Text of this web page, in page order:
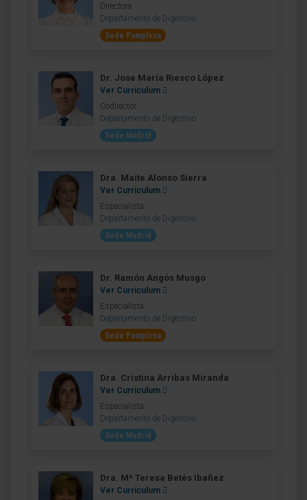
Directora
Departamento de Digestivo
Sede Pamplona
Dr. Jose María Riesco López
Ver Curriculum
Codirector
Departamento de Digestivo
Sede Madrid
Dra. Maite Alonso Sierra
Ver Curriculum
Especialista
Departamento de Digestivo
Sede Madrid
Dr. Ramón Angós Musgo
Ver Curriculum
Especialista
Departamento de Digestivo
Sede Pamplona
Dra. Cristina Arribas Miranda
Ver Curriculum
Especialista
Departamento de Digestivo
Sede Madrid
Dra. Mª Teresa Betés Ibañez
Ver Curriculum